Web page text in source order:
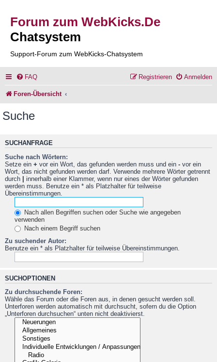
Forum zum WebKicks.De
Chatsystem
Support-Forum zum WebKicks-Chatsystem
FAQ Anmelden
Registrieren
Foren-Übersicht
Suche
SUCHANFRAGE
Suche nach Wörtern:
Setze ein + vor ein Wort, das gefunden werden muss und ein - vor ein
Wort, das nicht gefunden werden darf. Verwende mehrere Wörter getrennt
durch | innerhalb einer Klammer, wenn nur eines der Wörter gefunden
werden muss. Benutze ein * als Platzhalter für teilweise
Übereinstimmungen.
Nach allen Begriffen suchen oder Suche wie angegeben
verwenden
Nach einem Begriff suchen
Zu suchender Autor:
Benutze ein * als Platzhalter für teilweise Übereinstimmungen.
SUCHOPTIONEN
Zu durchsuchende Foren:
Wähle das Forum oder die Foren aus, in denen gesucht werden soll.
Unterforen werden automatisch mit durchsucht, sofern du die Option
„Unterforen durchsuchen“ unten nicht deaktivierst.